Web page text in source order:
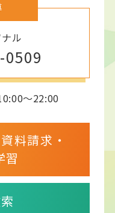
ル
0509
～22:00
料請求・
習